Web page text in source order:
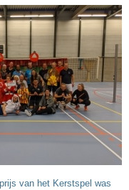
van het Kerstspel was